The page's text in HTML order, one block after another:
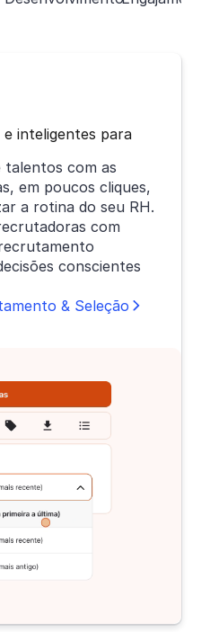
inteligentes para
com as
em poucos cliques,
a rotina do seu RH.
com
conscientes
& Seleção